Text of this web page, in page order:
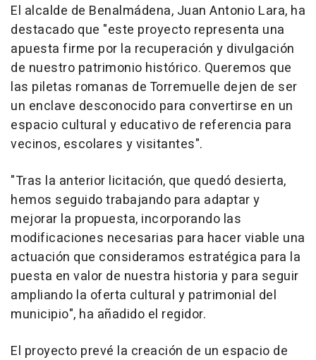
El alcalde de Benalmádena, Juan Antonio Lara, ha
destacado que "este proyecto representa una
apuesta firme por la recuperación y divulgación
de nuestro patrimonio histórico. Queremos que
las piletas romanas de Torremuelle dejen de ser
un enclave desconocido para convertirse en un
espacio cultural y educativo de referencia para
vecinos, escolares y visitantes".
"Tras la anterior licitación, que quedó desierta,
hemos seguido trabajando para adaptar y
mejorar la propuesta, incorporando las
modificaciones necesarias para hacer viable una
actuación que consideramos estratégica para la
puesta en valor de nuestra historia y para seguir
ampliando la oferta cultural y patrimonial del
municipio", ha añadido el regidor.
El proyecto prevé la creación de un espacio de